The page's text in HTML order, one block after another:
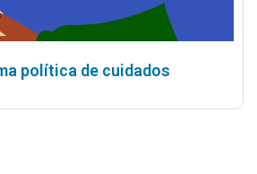
política de cuidados